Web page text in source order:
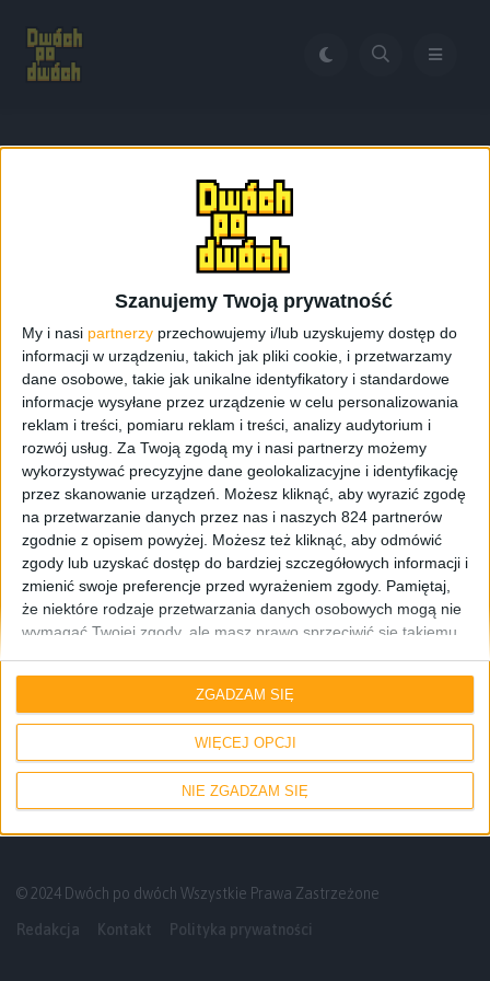
Szanujemy Twoją prywatność
My i nasi partnerzy przechowujemy i/lub uzyskujemy dostęp do
informacji w urządzeniu, takich jak pliki cookie, i przetwarzamy
dane osobowe, takie jak unikalne identyfikatory i standardowe
informacje wysyłane przez urządzenie w celu personalizowania
reklam i treści, pomiaru reklam i treści, analizy audytorium i
rozwój usług. Za Twoją zgodą my i nasi partnerzy możemy
wykorzystywać precyzyjne dane geolokalizacyjne i identyfikację
przez skanowanie urządzeń. Możesz kliknąć, aby wyrazić zgodę
na przetwarzanie danych przez nas i naszych 824 partnerów
zgodnie z opisem powyżej. Możesz też kliknąć, aby odmówić
zgody lub uzyskać dostęp do bardziej szczegółowych informacji i
zmienić swoje preferencje przed wyrażeniem zgody. Pamiętaj,
że niektóre rodzaje przetwarzania danych osobowych mogą nie
wymagać Twojej zgody, ale masz prawo sprzeciwić się takiemu
do tej witryny. Możesz w dowolnym momencie zmienić swoje
preferencje lub wycofać zgodę, wracając na tę stronę i klikając
przycisk "Prywatność" na dole strony.
WIĘCEJ OPCJI
NIE ZGADZAM SIĘ
ZGADZAM SIĘ
The Crew
No, ale to nie do mnie tak Ubisoft
© 2024 Dwóch po dwóch Wszystkie Prawa Zastrzeżone
Redakcja Kontakt Polityka prywatności